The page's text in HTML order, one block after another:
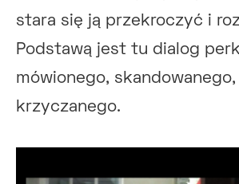
stara się ją przekroczyć i
Podstawą jest tu dialog
mówionego, skandowanego,
krzyczanego.